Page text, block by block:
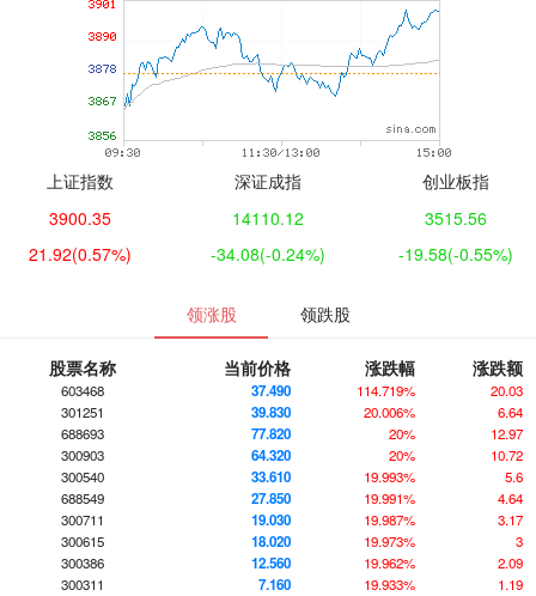
上证指数
3900.35
21.92(0.57%)
深证成指
14110.12
-34.08(-0.24%)
创业板指
3515.56
-19.58(-0.55%)
领涨股 领跌股
股票名称 当前价格 涨跌幅 涨跌额
603468 37.490 114.719%
20.03
301251
39.830 20.006%
6.64
688693
77.820 20%
12.97
300903
64.320 20%
10.72
300540
33.610 19.993%
5.6
688549
27.850 19.991%
4.64
300711
19.030 19.987%
3.17
300615
18.020 19.973%
3
300386
12.560 19.962%
2.09
300311
7.160 19.933% 1.19